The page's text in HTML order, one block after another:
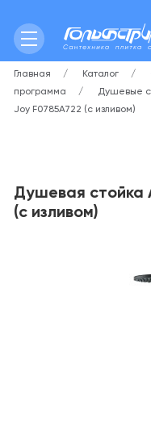
Главная Каталог
программа
Душевые
Joy F0785A722 (с изливом)
Душевая стойка
(с изливом)